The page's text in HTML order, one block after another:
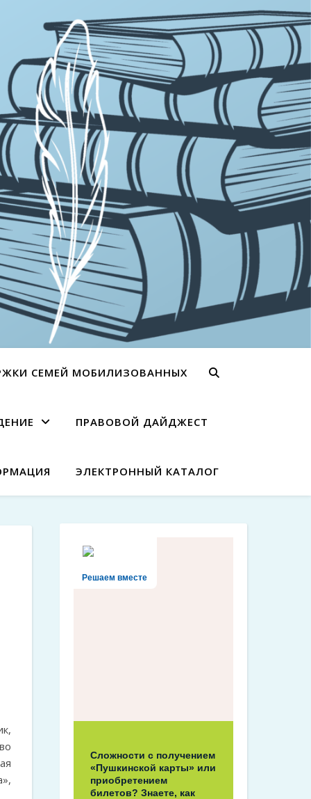
СЕМЕЙ МОБИЛИЗОВАННЫХ
ПРАВОВОЙ ДАЙДЖЕСТ
ЭЛЕКТРОННЫЙ КАТАЛОГ
Решаем вместе
Сложности с получением
«Пушкинской карты» или
приобретением
билетов? Знаете, как